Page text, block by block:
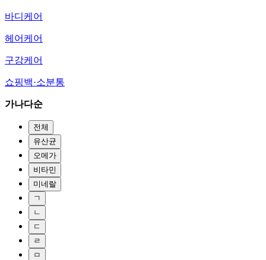
바디케어
헤어케어
구강케어
쇼핑백·소분통
가나다순
전체
유산균
오메가
비타민
미네랄
ㄱ
ㄴ
ㄷ
ㄹ
ㅁ